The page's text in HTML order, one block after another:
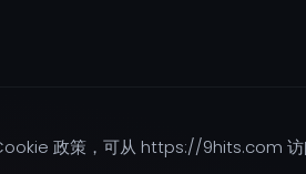
政策，可从 https://9hits.com 访